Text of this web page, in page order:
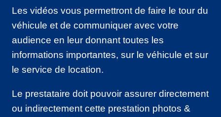
Les vidéos vous permettront de faire le tour du
véhicule et de communiquer avec votre
audience en leur donnant toutes les
informations importantes, sur le véhicule et sur
le service de location.
Le prestataire doit pouvoir assurer directement
ou indirectement cette prestation photos &